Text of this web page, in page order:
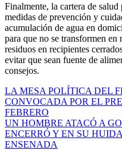
Finalmente, la cartera de
medidas de prevención y
acumulación de agua en
para que no se transformen
residuos en recipientes
evitar que sean fuente de
consejos.
Navegación
de
entradas
LA MESA POLÍTICA DEL
CONVOCADA POR EL
FEBRERO
UN HOMBRE ATACÓ A
ENCERRÓ Y EN SU
ENSENADA